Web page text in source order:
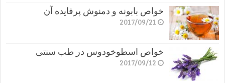
خواص بابونه و دمنوش پرفایده آن
2017/09/21
خواص اسطوخودوس در طب سنتی
2017/09/12